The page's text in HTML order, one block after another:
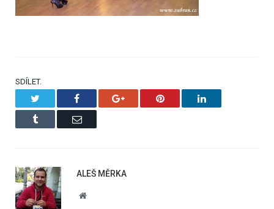
SDÍLET.
Facebook Google+ Pinterest LinkedIn
Tumblr Email
ALEŠ MĚRKA
Website